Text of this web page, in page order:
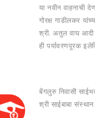
या नवीन वाहनाची
गोरक्ष गाडीलकर
श्री. अतुल वाघ आदी
ही पर्यावरणपूरक
बेंगलुरु निवासी
श्री साईबाबा